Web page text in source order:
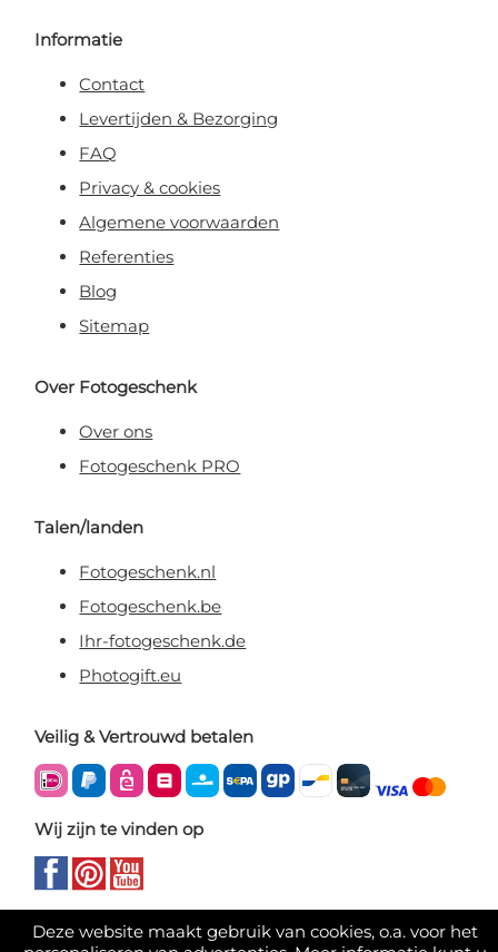
Deze website maakt gebruik van cookies, o.a. voor het
Informatie
Contact
Levertijden & Bezorging
FAQ
Privacy & cookies
Algemene voorwaarden
Referenties
Blog
Sitemap
Over Fotogeschenk
Over ons
Fotogeschenk PRO
Talen/landen
Fotogeschenk.nl
Fotogeschenk.be
Ihr-fotogeschenk.de
Photogift.eu
Veilig & Vertrouwd betalen
Wij zijn te vinden op